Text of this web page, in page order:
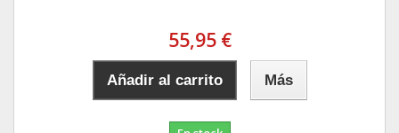
55,95 €
Añadir al carrito Más